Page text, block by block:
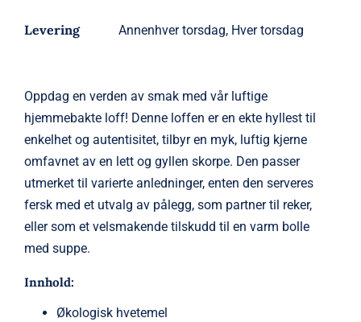
Levering Annenhver torsdag, Hver torsdag
Oppdag en verden av smak med vår luftige
hjemmebakte loff! Denne loffen er en ekte hyllest til
enkelhet og autentisitet, tilbyr en myk, luftig kjerne
omfavnet av en lett og gyllen skorpe. Den passer
utmerket til varierte anledninger, enten den serveres
fersk med et utvalg av pålegg, som partner til reker,
eller som et velsmakende tilskudd til en varm bolle
med suppe.
Innhold:
Økologisk hvetemel